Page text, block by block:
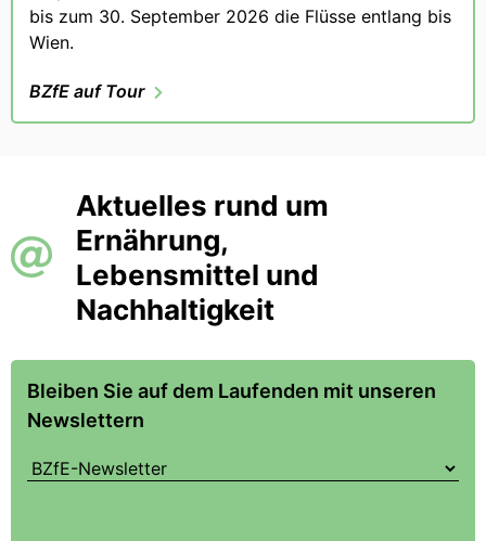
bis zum 30. September 2026 die Flüsse entlang bis
Wien.
BZfE auf Tour
Aktuelles rund um
Ernährung,
Lebensmittel und
Nachhaltigkeit
Bleiben Sie auf dem Laufenden mit unseren
Newslettern